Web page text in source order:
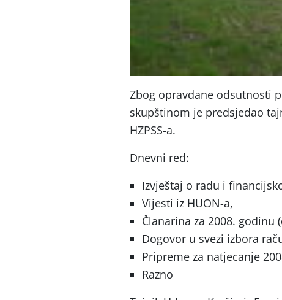
Zbog opravdane odsutnosti
skupštinom je predsjedao
HZPSS-a.
Dnevni red:
Izvještaj o radu i
Vijesti iz HUON-a,
Članarina za 2008. godinu
Dogovor u svezi izbora
Pripreme za natjecanje
Razno